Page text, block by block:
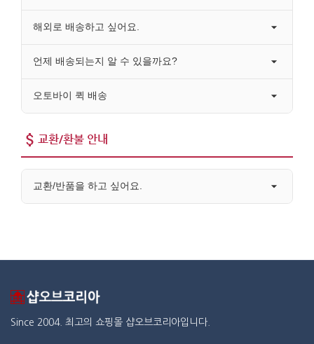
해외로 배송하고 싶어요.
언제 배송되는지 알 수 있을까요?
오토바이 퀵 배송
교환/환불 안내
교환/반품을 하고 싶어요.
Since 2004. 최고의 쇼핑몰 샵오브코리아입니다.